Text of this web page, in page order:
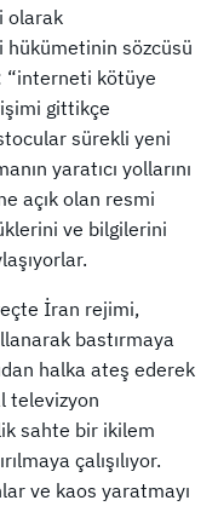
olarak
hükümetinin sözcüsü
“interneti kötüye
gittikçe
sürekli yeni
yaratıcı yollarını
açık olan resmi
ve bilgilerini
İran rejimi,
bastırmaya
halka ateş ederek
televizyon
sahte bir ikilem
çalışılıyor.
ve kaos yaratmayı